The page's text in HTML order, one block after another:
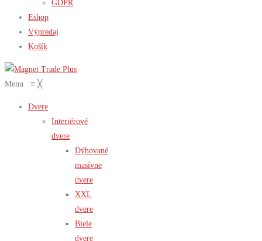
GDPR
Eshop
Výpredaj
Košík
Menu ≡ ╳
Dvere
Interiérové
dvere
Dýhované
masívne
dvere
XXL
dvere
Biele
dvere